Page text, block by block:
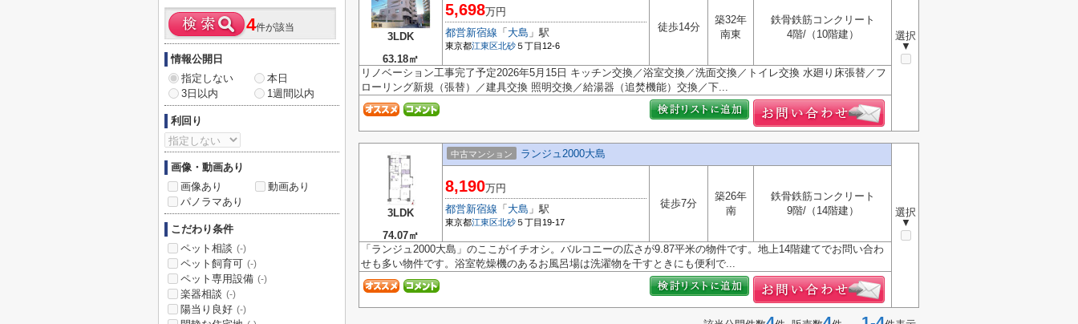
3LDK
63.18㎡
選択
▼
5,698万円
都営新宿線 「 大島 」駅
東京都江東区北砂 ５丁目12-6
徒歩14分
築32年
南東
鉄骨鉄筋コンクリート
4階/（10階建）
リノベーション工事完了予定2026年5月15日 キッチン交換／浴室交換／洗面交換／トイレ交換 水廻り床張替／フ
ローリング新規（張替）／建具交換 照明交換／給湯器（追焚機能）交換／下...
3LDK
74.07㎡
中古マンション ランジュ2000大島
選択
▼
8,190万円
都営新宿線 「 大島 」駅
東京都江東区北砂 ５丁目19-17
徒歩7分
築26年
南
鉄骨鉄筋コンクリート
9階/（14階建）
「ランジュ2000大島」のここがイチオシ。バルコニーの広さが9.87平米の物件です。地上14階建てでお問い合わ
せも多い物件です。浴室乾燥機のあるお風呂場は洗濯物を干すときにも便利で...
4件が該当
情報公開日
指定しない
本日
3日以内
1週間以内
利回り
画像・動画あり
画像あり
動画あり
パノラマあり
こだわり条件
ペット相談 (-)
ペット飼育可 (-)
ペット専用設備 (-)
楽器相談 (-)
陽当り良好 (-)